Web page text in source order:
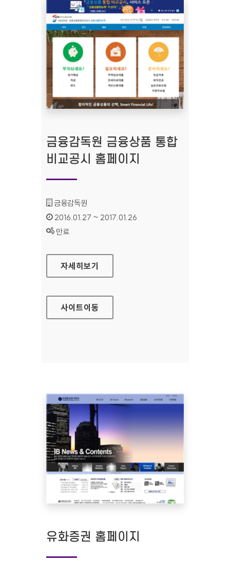
금융감독원 금융상품 통합
비교공시 홈페이지
기관명 :
금융감독원
인증기간 :
2016.01.27 ~ 2017.01.26
상태 :
만료
금융감독원 금융상품 통합 비교공시 홈페이지
자세히보기
사이트이동
유화증권 홈페이지